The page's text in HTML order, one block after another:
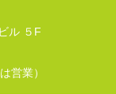
ル ５F
営業）